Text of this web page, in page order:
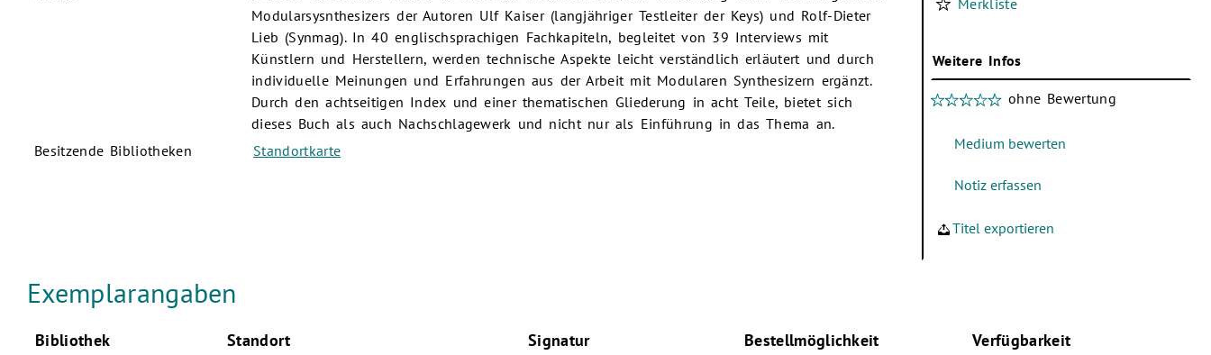
Modularsysnthesizers der Autoren Ulf Kaiser (langjähriger Testleiter der Keys) und Rolf-Dieter
Lieb (Synmag). In 40 englischsprachigen Fachkapiteln, begleitet von 39 Interviews mit
Künstlern und Herstellern, werden technische Aspekte leicht verständlich erläutert und durch
individuelle Meinungen und Erfahrungen aus der Arbeit mit Modularen Synthesizern ergänzt.
Durch den achtseitigen Index und einer thematischen Gliederung in acht Teile, bietet sich
dieses Buch als auch Nachschlagewerk und nicht nur als Einführung in das Thema an.
Besitzende Bibliotheken
Standortkarte
Weitere Infos
ohne Bewertung
Titel exportieren
Exemplarangaben
Bibliothek Standort Signatur Bestellmöglichkeit Verfügbarkeit